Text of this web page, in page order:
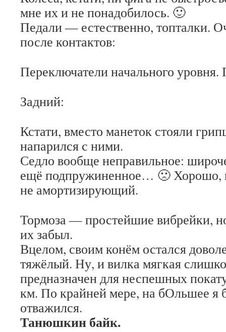
мне их и не понадобилось. 🙂
Педали — естественно, топталки.
после контактов:
Переключатели начального
Задний:
Кстати, вместо манеток стояли
напарился с ними.
Седло вообще неправильное:
ещё подпружиненное… 🙁 Хорошо,
не амортизирующий.
Тормоза — простейшие вибрейки, но
их забыл.
Вцелом, своим конём остался
тяжёлый. Ну, и вилка мягкая
предназначен для неспешных
км. По крайней мере, на бОльшее я
отважился.
Танюшкин байк.